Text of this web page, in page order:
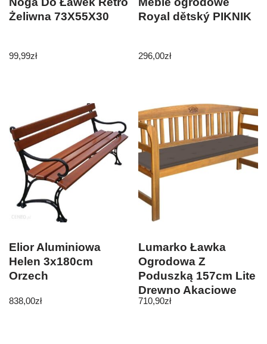
Żeliwna 73X55X30
99,99zł
Royal dětský PIKNIK
296,00zł
Elior Aluminiowa
Helen 3x180cm
Orzech
838,00zł
Lumarko Ławka
Ogrodowa Z
Poduszką 157cm Lite
Drewno Akacjowe
710,90zł